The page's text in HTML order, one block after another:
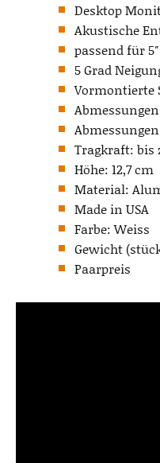
Desktop
Akustische
passend für
5 Grad
Vormontierte
Abmessungen
Abmessungen
Tragkraft: bis
Höhe: 12,7 cm
Material:
Made in USA
Farbe: Weiss
Gewicht
Paarpreis